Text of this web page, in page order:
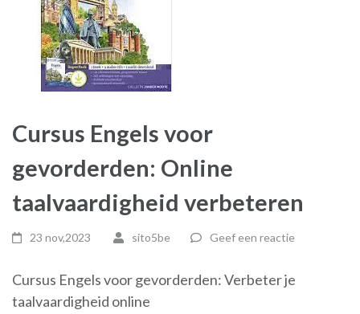
Cursus Engels voor
gevorderden: Online
taalvaardigheid verbeteren
23 nov,2023 sito5be Geef een reactie
Cursus Engels voor gevorderden: Verbeter je
taalvaardigheid online